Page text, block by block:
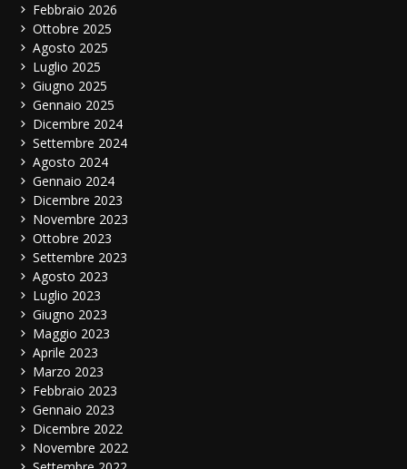
Febbraio 2026
Ottobre 2025
Agosto 2025
Luglio 2025
Giugno 2025
Gennaio 2025
Dicembre 2024
Settembre 2024
Agosto 2024
Gennaio 2024
Dicembre 2023
Novembre 2023
Ottobre 2023
Settembre 2023
Agosto 2023
Luglio 2023
Giugno 2023
Maggio 2023
Aprile 2023
Marzo 2023
Febbraio 2023
Gennaio 2023
Dicembre 2022
Novembre 2022